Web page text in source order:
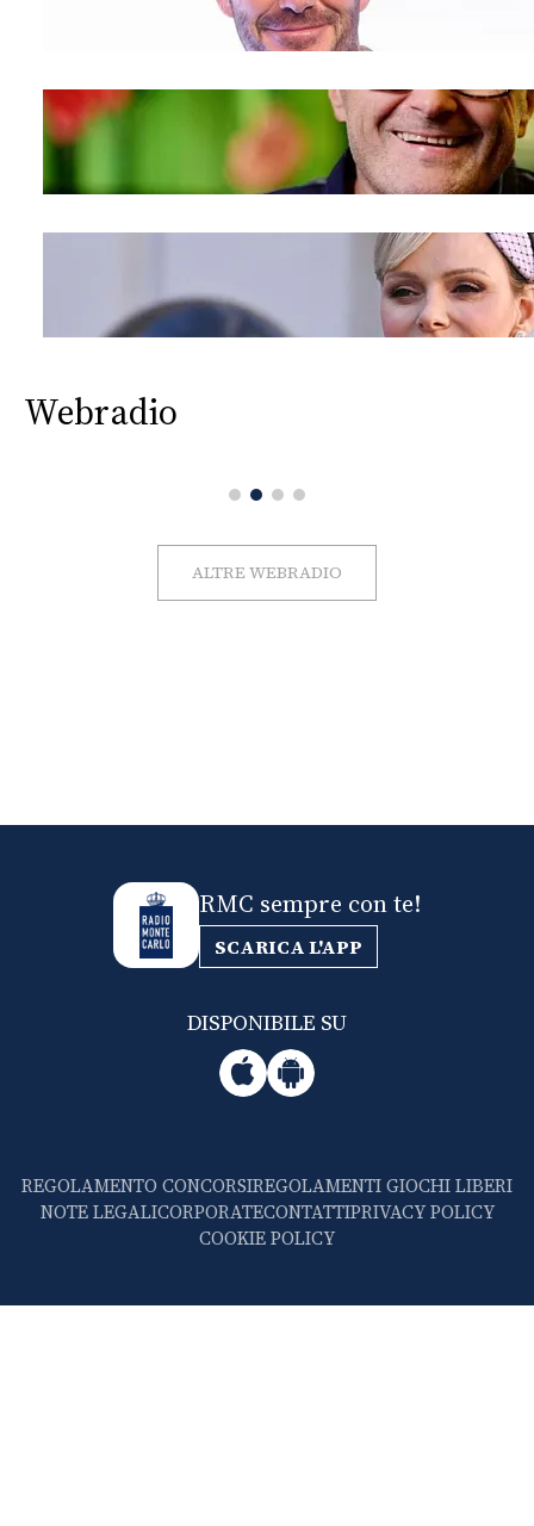
Webradio
ALTRE WEBRADIO
RMC sempre con te!
SCARICA L'APP
DISPONIBILE SU
REGOLAMENTO CONCORSIREGOLAMENTI GIOCHI LIBERI
NOTE LEGALICORPORATECONTATTIPRIVACY POLICY
COOKIE POLICY